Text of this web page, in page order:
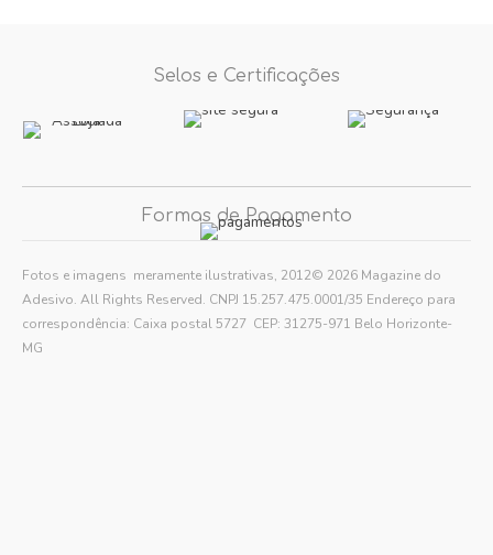
Selos e Certificações
Formas de Pagamento
Fotos e imagens meramente ilustrativas, 2012© 2026 Magazine do
Adesivo. All Rights Reserved. CNPJ 15.257.475.0001/35 Endereço para
correspondência: Caixa postal 5727 CEP: 31275-971 Belo Horizonte-
MG